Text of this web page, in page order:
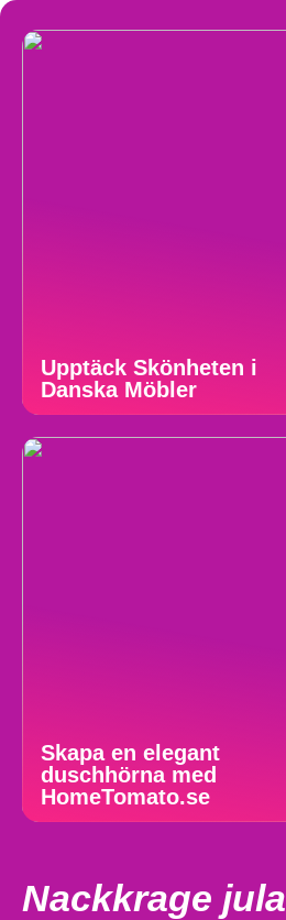
Upptäck Skönheten i
Danska Möbler
Skapa en elegant
duschhörna med
HomeTomato.se
Nackkrage jula